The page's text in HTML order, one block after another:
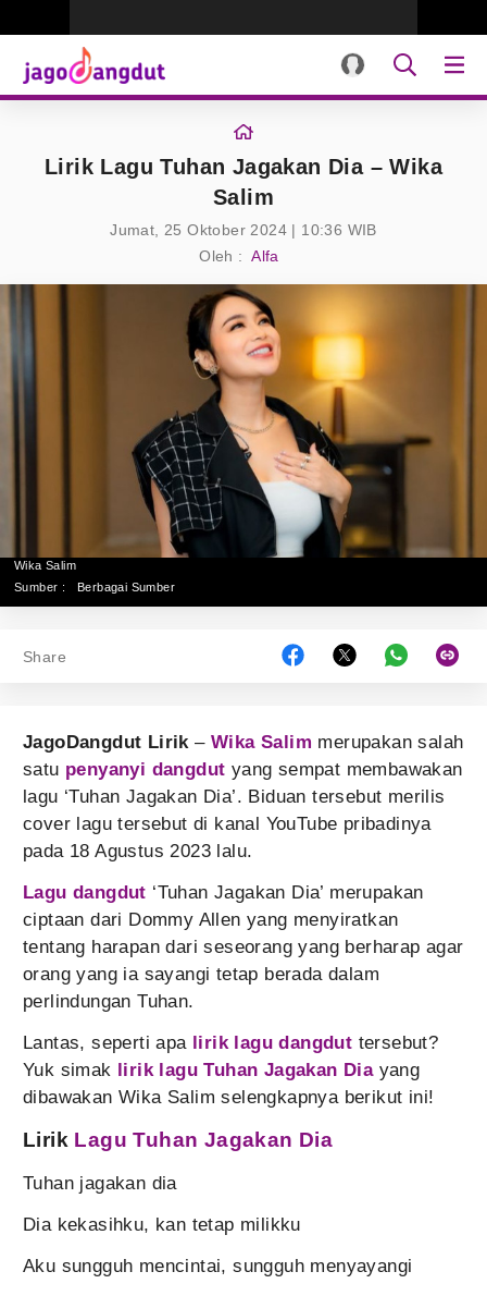
Lirik Lagu Tuhan Jagakan Dia – Wika
Salim
Jumat, 25 Oktober 2024 | 10:36 WIB
Oleh : Alfa
Wika Salim
Sumber :
Berbagai Sumber
Share
JagoDangdut Lirik–Wika Salim merupakan salah
satu penyanyi dangdut yang sempat membawakan
lagu ‘Tuhan Jagakan Dia’. Biduan tersebut merilis
cover lagu tersebut di kanal YouTube pribadinya
pada 18 Agustus 2023 lalu.
Lagu dangdut ‘Tuhan Jagakan Dia’ merupakan
ciptaan dari Dommy Allen yang menyiratkan
tentang harapan dari seseorang yang berharap agar
orang yang ia sayangi tetap berada dalam
perlindungan Tuhan.
Lantas, seperti apa lirik lagu dangdut tersebut?
Yuk simak lirik lagu Tuhan Jagakan Diayang
dibawakan Wika Salim selengkapnya berikut ini!
Lirik Lagu Tuhan Jagakan Dia
Tuhan jagakan dia
Dia kekasihku, kan tetap milikku
Aku sungguh mencintai, sungguh menyayangi